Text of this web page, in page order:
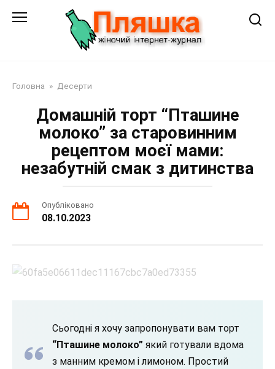
Головна » Десерти
Домашній торт “Пташине
молоко” за старовинним
рецептом моєї мами:
незабутній смак з дитинства
Опубліковано
08.10.2023
Сьогодні я хочу запропонувати вам торт
“Пташине молоко” який готували вдома
з манним кремом і лимоном. Простий